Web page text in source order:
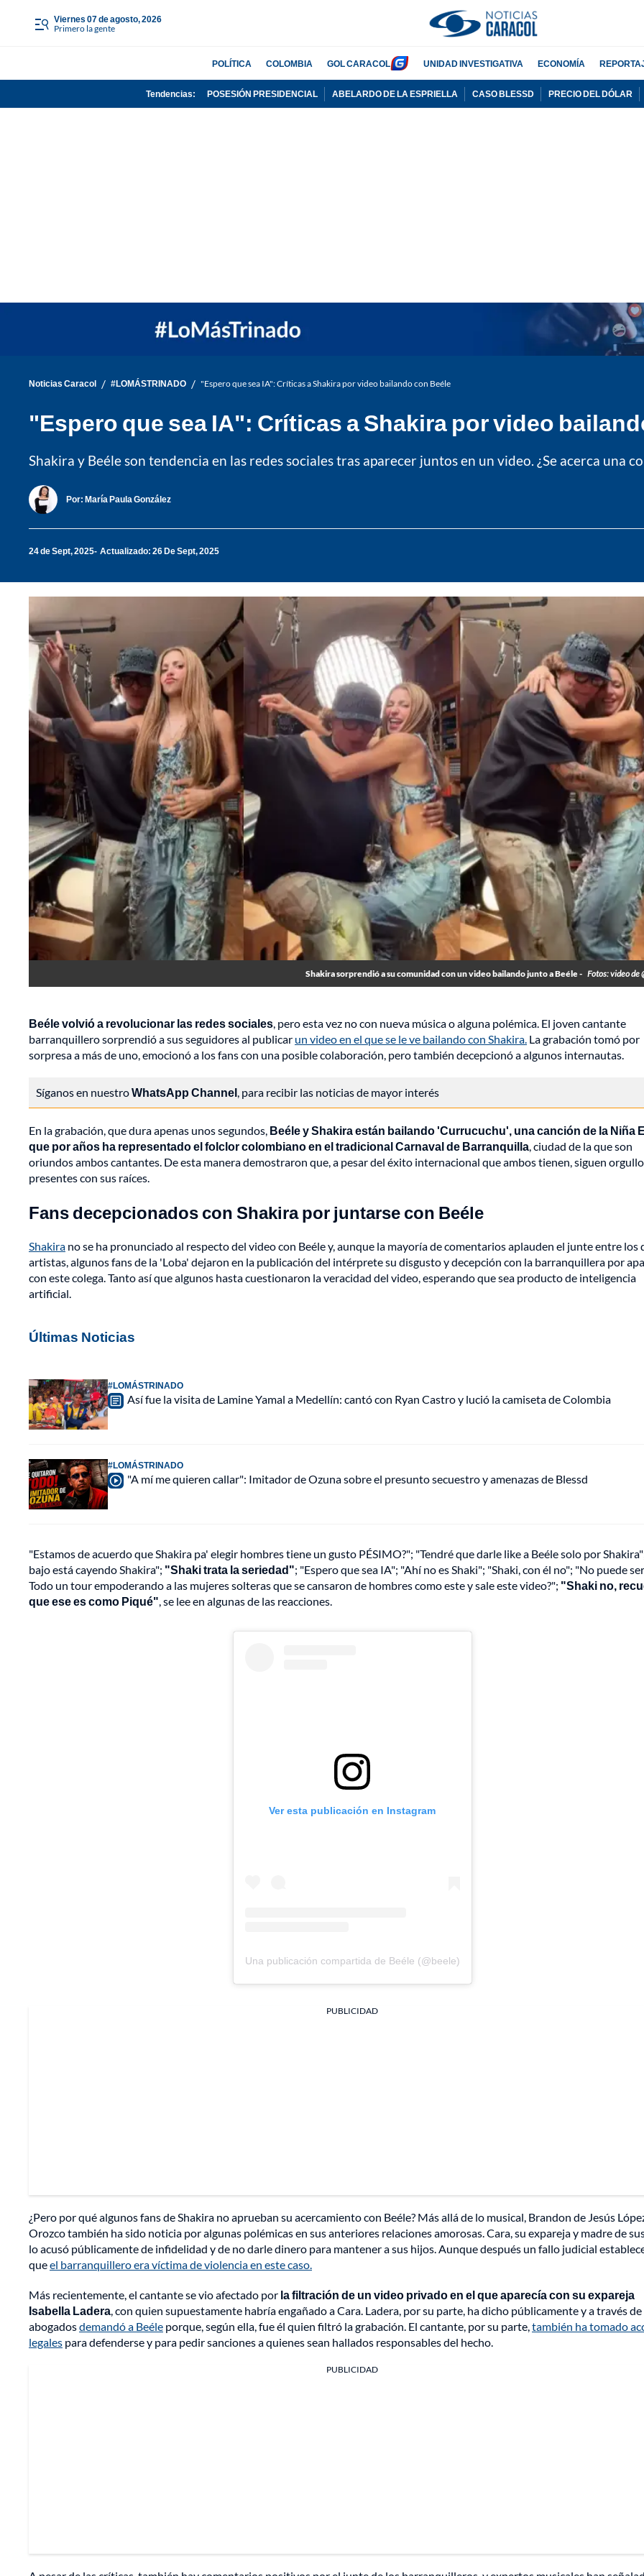
viernes 07 de agosto, 2026
Primero la gente
POLÍTICA COLOMBIA GOL CARACOL UNIDAD INVESTIGATIVA ECONOMÍA
Tendencias: POSESIÓN PRESIDENCIAL ABELARDO DE LA ESPRIELLA CASO BLESSD PRECIO DEL DÓLAR
Noticias Caracol / #LOMÁSTRINADO / "Espero que sea IA": Críticas a Shakira por video bailando con Beéle
"Espero que sea IA": Críticas a Shakira por video
Shakira y Beéle son tendencia en las redes sociales tras aparecer juntos en un video. ¿Se acerca una
Por: María Paula González
24 de Sept, 2025 Actualizado: 26 De Sept, 2025
Shakira sorprendió a su comunidad con un video bailando junto a Beéle - Fotos: video de
Beéle volvió a revolucionar las redes sociales, pero esta vez no con nueva música o alguna polémica. El joven cantante
barranquillero sorprendió a sus seguidores al publicar un video en el que se le ve bailando con Shakira. La grabación tomó por
sorpresa a más de uno, emocionó a los fans con una posible colaboración, pero también decepcionó a algunos internautas.
Síganos en nuestroWhatsApp Channel, para recibir las noticias de mayor interés
En la grabación, que dura apenas unos segundos, Beéle y Shakira están bailando 'Currucuchu', una canción de la Niña
que por años ha representado el folclor colombiano en el tradicional Carnaval de Barranquilla, ciudad de la que son
oriundos ambos cantantes. De esta manera demostraron que, a pesar del éxito internacional que ambos tienen, siguen
presentes con sus raíces.
Fans decepcionados con Shakira por juntarse con Beéle
Shakira no se ha pronunciado al respecto del video con Beéle y, aunque la mayoría de comentarios aplauden el junte entre los
artistas, algunos fans de la 'Loba' dejaron en la publicación del intérprete su disgusto y decepción con la barranquillera por
con este colega. Tanto así que algunos hasta cuestionaron la veracidad del video, esperando que sea producto de inteligencia
artificial.
Últimas Noticias
#LOMÁSTRINADO
Así fue la visita de Lamine Yamal a Medellín: cantó con Ryan Castro y lució la camiseta de Colombia
#LOMÁSTRINADO
"A mí me quieren callar": Imitador de Ozuna sobre el presunto secuestro y amenazas de Blessd
"Estamos de acuerdo que Shakira pa' elegir hombres tiene un gusto PÉSIMO?"; "Tendré que darle like a Beéle solo por
bajo está cayendo Shakira"; "Shaki trata la seriedad"; "Espero que sea IA"; "Ahí no es Shaki"; "Shaki, con él no"; "No puede
Todo un tour empoderando a las mujeres solteras que se cansaron de hombres como este y sale este video?"; "Shaki no,
que ese es como Piqué", se lee en algunas de las reacciones.
Ver esta publicación en Instagram
Una publicación compartida de Beéle (@beele)
PUBLICIDAD
¿Pero por qué algunos fans de Shakira no aprueban su acercamiento con Beéle? Más allá de lo musical, Brandon de Jesús
Orozco también ha sido noticia por algunas polémicas en sus anteriores relaciones amorosas. Cara, su expareja y madre de
lo acusó públicamente de infidelidad y de no darle dinero para mantener a sus hijos. Aunque después un fallo judicial
queel barranquillero era víctima de violencia en este caso.
Más recientemente, el cantante se vio afectado por la filtración de un video privado en el que aparecía con su expareja
Isabella Ladera, con quien supuestamente habría engañado a Cara. Ladera, por su parte, ha dicho públicamente y a través de
abogadosdemandó a Beéle porque, según ella, fue él quien filtró la grabación. El cantante, por su parte,también ha tomado
legales para defenderse y para pedir sanciones a quienes sean hallados responsables del hecho.
PUBLICIDAD